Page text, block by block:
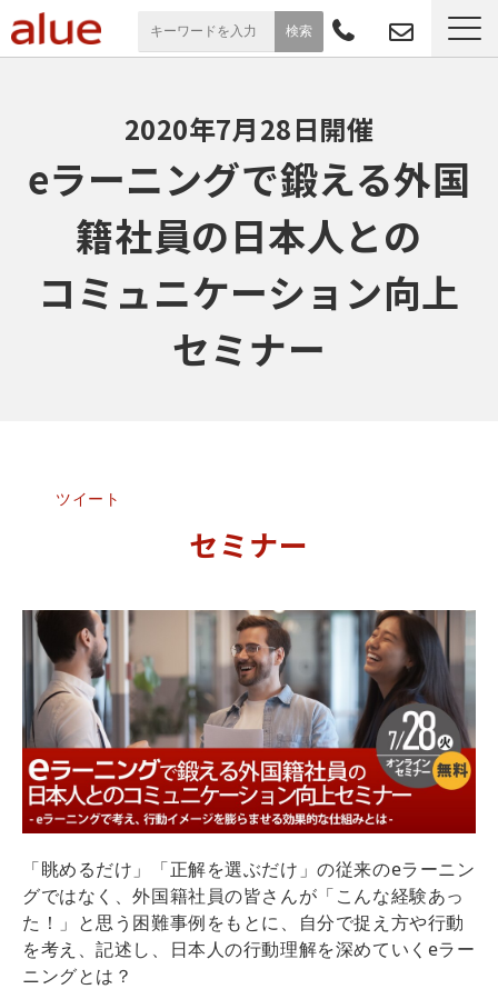
お役立ち情報
セミナー
よくあるご質問
2020年7月28日開催
eラーニングで鍛える外国
籍社員の日本人との
コミュニケーション向上
セミナー
ツイート
セミナー
「眺めるだけ」「正解を選ぶだけ」の従来のeラーニン
グではなく、外国籍社員の皆さんが「こんな経験あっ
た！」と思う困難事例をもとに、自分で捉え方や行動
を考え、記述し、日本人の行動理解を深めていくeラー
ニングとは？